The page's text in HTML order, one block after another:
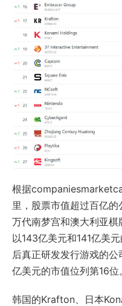
根据
里，股票市值超过百亿
万代南梦宫和澳大利亚
以143亿美元和141亿美
后真正研发发行游戏的
亿美元的市值位列第16位。
韩国的Krafton、日本